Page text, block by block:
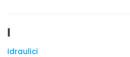
I
Idraulici